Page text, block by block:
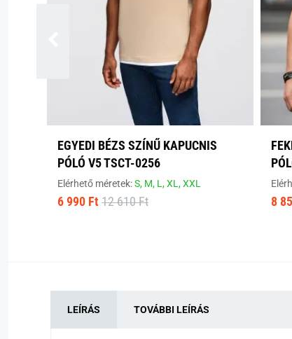
EGYEDI BÉZS SZÍNŰ KAPUCNIS
PÓLÓ V5 TSCT-0256
Elérhető méretek:S, M, L,XL,XXL
6 990 Ft 12 610 Ft 8
LEÍRÁS TOVÁBBI LEÍRÁS